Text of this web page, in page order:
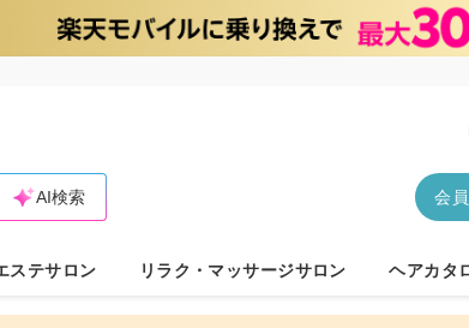
会
AI検索
ステサロン リラク・マッサージサロン ヘアカタ